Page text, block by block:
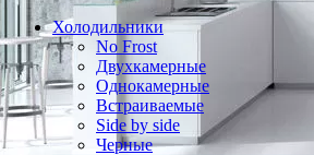
Холодильники
No Frost
Двухкамерные
Однокамерные
Встраиваемые
Side by side
Черные